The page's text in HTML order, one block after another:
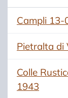
Campli
(si apre in
Pietralta di
(si apre in
Colle
1943
(si apre in